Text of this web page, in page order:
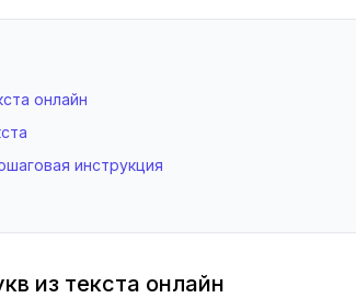
онлайн
инструкция
из текста онлайн